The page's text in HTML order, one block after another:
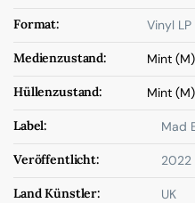
Format: Vinyl LP
Medienzustand: Mint (M)
Hüllenzustand: Mint (M)
Label: Mad
Veröffentlicht: 2022
Land Künstler: UK